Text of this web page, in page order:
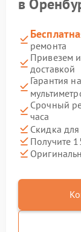
в
ремонта
Привезем
доставкой
Гарантия
Срочный
часа
Скидка
Получите